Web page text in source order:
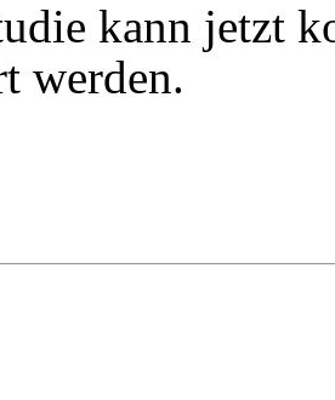
kann jetzt
werden.